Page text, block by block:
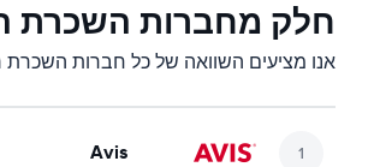
חלק מחברות השכרת
אנו מציעים השוואה של כל חברות השכרת
Avis